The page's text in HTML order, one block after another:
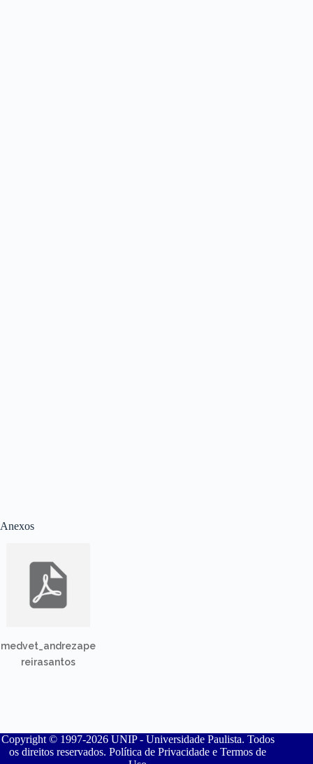
Anexos
medvet_andrezape
reirasantos
Copyright © 1997-2026 UNIP - Universidade Paulista. Todos
os direitos reservados. Política de Privacidade e Termos de